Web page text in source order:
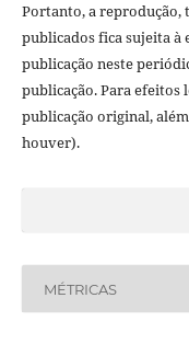
Portanto, a reprodução,
publicados fica sujeita à
publicação neste
publicação. Para efeitos
publicação original,
houver).
MÉTRICAS